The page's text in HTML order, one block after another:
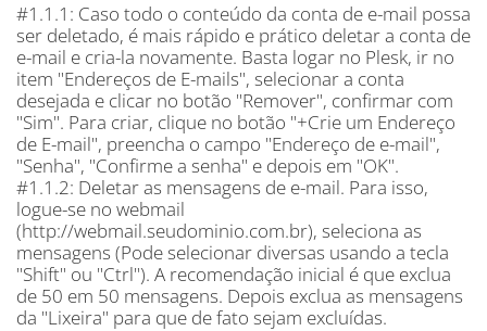
#1.1.1: Caso todo o conteúdo da conta de e-mail possa
ser deletado, é mais rápido e prático deletar a conta de
e-mail e cria-la novamente. Basta logar no Plesk, ir no
item "Endereços de E-mails", selecionar a conta
desejada e clicar no botão "Remover", confirmar com
"Sim". Para criar, clique no botão "+Crie um Endereço
de E-mail", preencha o campo "Endereço de e-mail",
"Senha", "Confirme a senha" e depois em "OK".
#1.1.2: Deletar as mensagens de e-mail. Para isso,
logue-se no webmail
(http://webmail.seudominio.com.br), seleciona as
mensagens (Pode selecionar diversas usando a tecla
"Shift" ou "Ctrl"). A recomendação inicial é que exclua
de 50 em 50 mensagens. Depois exclua as mensagens
da "Lixeira" para que de fato sejam excluídas.